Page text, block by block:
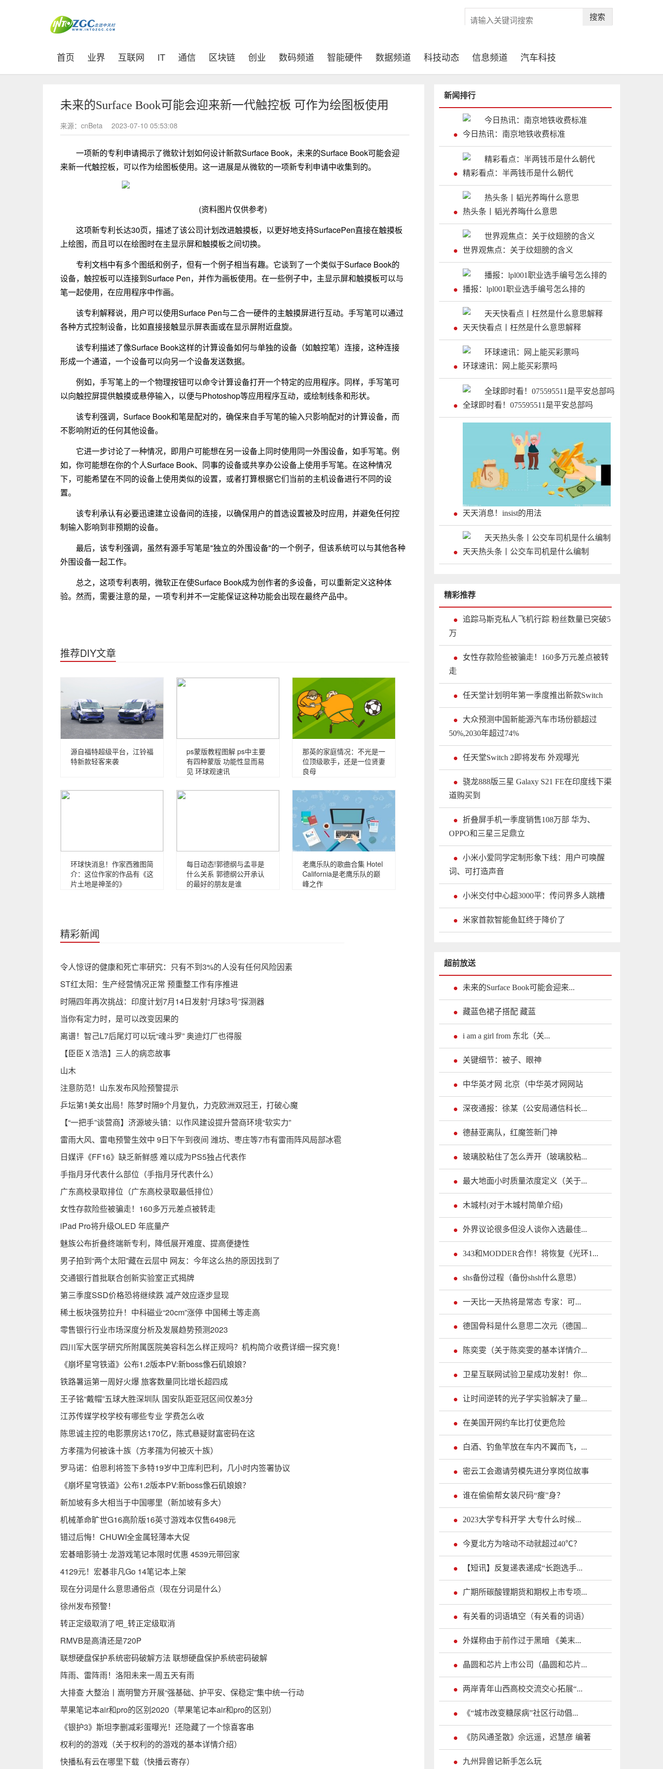
搜索
首页 (current)
业界 互联网 IT 通信 区块链 创业 数码频道 智能硬件 数据频道 科技动态 信息频道 汽车科技
未来的Surface Book可能会迎来新一代触控板 可作为绘图板使用
来源：cnBeta 2023-07-10 05:53:08
一项新的专利申请揭示了微软计划如何设计新款Surface Book，未来的Surface Book可能会迎
来新一代触控板，可以作为绘图板使用。这一进展是从微软的一项新专利申请中收集到的。
(资料图片仅供参考)
这项新专利长达30页，描述了该公司计划改进触摸板，以更好地支持SurfacePen直接在触摸板
上绘图，而且可以在绘图时在主显示屏和触摸板之间切换。
专利文档中有多个图纸和例子，但有一个例子相当有趣。它谈到了一个类似于Surface Book的
设备，触控板可以连接到Surface Pen，并作为画板使用。在一些例子中，主显示屏和触摸板可以与
笔一起使用，在应用程序中作画。
该专利解释说，用户可以使用Surface Pen与二合一硬件的主触摸屏进行互动。手写笔可以通过
各种方式控制设备，比如直接接触显示屏表面或在显示屏附近盘旋。
该专利描述了像Surface Book这样的计算设备如何与单独的设备（如触控笔）连接，这种连接
形成一个通道，一个设备可以向另一个设备发送数据。
例如，手写笔上的一个物理按钮可以命令计算设备打开一个特定的应用程序。同样，手写笔可
以向触控屏提供触摸或悬停输入，以便与Photoshop等应用程序互动，或绘制线条和形状。
该专利强调，Surface Book和笔是配对的，确保来自手写笔的输入只影响配对的计算设备，而
不影响附近的任何其他设备。
它进一步讨论了一种情况，即用户可能想在另一设备上同时使用同一外围设备，如手写笔。例
如，你可能想在你的个人Surface Book、同事的设备或共享办公设备上使用手写笔。在这种情况
下，可能希望在不同的设备上使用类似的设置，或者打算根据它们当前的主机设备进行不同的设
置。
该专利承认有必要迅速建立设备间的连接，以确保用户的首选设置被及时应用，并避免任何控
制输入影响到非预期的设备。
最后，该专利强调，虽然有源手写笔是"独立的外围设备"的一个例子，但该系统可以与其他各种
外围设备一起工作。
总之，这项专利表明，微软正在使Surface Book成为创作者的多设备，可以重新定义这种体
验。然而，需要注意的是，一项专利并不一定能保证这种功能会出现在最终产品中。
推荐DIY文章
源自福特超级平台，江铃福
特新款轻客来袭
ps蒙版教程图解 ps中主要
有四种蒙版 功能性显而易
见 环球观速讯
那英的家庭情况：不光是一
位顶级歌手，还是一位贤妻
良母
环球快消息！作家西雅图简
介：这位作家的作品有《这
片土地是神圣的》
每日动态!郭德纲与孟非是
什么关系 郭德纲公开承认
的最好的朋友是谁
老鹰乐队的歌曲合集 Hotel
California是老鹰乐队的巅
峰之作
精彩新闻
令人惊讶的健康和死亡率研究：只有不到3%的人没有任何风险因素
ST红太阳：生产经营情况正常 预重整工作有序推进
时隔四年再次挑战：印度计划7月14日发射“月球3号”探测器
当你有定力时，是可以改变因果的
离谱！智己L7后尾灯可以玩“魂斗罗” 奥迪灯厂也得服
【臣臣Ⅹ浩浩】三人的病恋故事
山木
注意防范！山东发布风险预警提示
乒坛第1美女出局！陈梦时隔9个月复仇，力克欧洲双冠王，打破心魔
【“一把手”谈营商】济源坡头镇：以作风建设提升营商环境“软实力”
雷雨大风、雷电预警生效中 9日下午到夜间 潍坊、枣庄等7市有雷雨阵风局部冰雹
日媒评《FF16》缺乏新鲜感 难以成为PS5独占代表作
手指月牙代表什么部位（手指月牙代表什么）
广东高校录取排位（广东高校录取最低排位）
女性存款险些被骗走！160多万元差点被转走
iPad Pro将升级OLED 年底量产
魅族公布折叠终端新专利，降低展开难度、提高便捷性
男子拍到“两个太阳”藏在云层中 网友：今年这么热的原因找到了
交通银行首批联合创新实验室正式揭牌
第三季度SSD价格恐将继续跌 减产效应逐步显现
稀土板块强势拉升！中科磁业“20cm”涨停 中国稀土等走高
零售银行行业市场深度分析及发展趋势预测2023
四川军大医学研究所附属医院美容科怎么样正规吗？机构简介收费详细一探究竟！
《崩坏星穹铁道》公布1.2版本PV:新boss像石矶娘娘？
铁路暑运第一周好火爆 旅客数量同比增长超四成
王子铭“戴帽”五球大胜深圳队 国安队距亚冠区间仅差3分
江苏传媒学校学校有哪些专业 学费怎么收
陈思诚主控的电影票房达170亿，陈式悬疑财富密码在这
方孝孺为何被诛十族（方孝孺为何被灭十族）
罗马诺：伯恩利将签下多特19岁中卫库利巴利，几小时内签署协议
《崩坏星穹铁道》公布1.2版本PV:新boss像石矶娘娘？
新加坡有多大相当于中国哪里（新加坡有多大）
机械革命旷世G16高阶版16英寸游戏本仅售6498元
错过后悔！CHUWI全金属轻薄本大促
宏碁暗影骑士·龙游戏笔记本限时优惠 4539元带回家
4129元！宏碁非凡Go 14笔记本上架
现在分词是什么意思通俗点（现在分词是什么）
徐州发布预警！
转正定级取消了吧_转正定级取消
RMVB是高清还是720P
联想硬盘保护系统密码破解方法 联想硬盘保护系统密码破解
阵雨、雷阵雨！洛阳未来一周五天有雨
大排查 大整治丨嵩明警方开展“强基础、护平安、保稳定”集中统一行动
苹果笔记本air和pro的区别2020（苹果笔记本air和pro的区别）
《银护3》斯坦李删减彩蛋曝光！还隐藏了一个惊喜客串
权利的的游戏（关于权利的的游戏的基本详情介绍）
快播私有云在哪里下载（快播云寄存）
新闻排行
今日热讯：南京地铁收费标准
精彩看点：半两钱币是什么朝代
热头条丨韬光养晦什么意思
世界观焦点：关于纹翅膀的含义
播报：lpl001职业选手编号怎么排的
天天快看点丨枉然是什么意思解释
环球速讯：网上能买彩票吗
全球即时看！075595511是平安总部吗
天天消息！insist的用法
天天热头条丨公交车司机是什么编制
精彩推荐
追踪马斯克私人飞机行踪 粉丝数量已突破5
万
女性存款险些被骗走！160多万元差点被转
走
任天堂计划明年第一季度推出新款Switch
大众预测中国新能源汽车市场份额超过
50%,2030年超过74%
任天堂Switch 2即将发布 外观曝光
骁龙888版三星 Galaxy S21 FE在印度线下渠
道购买到
折叠屏手机一季度销售108万部 华为、
OPPO和三星三足鼎立
小米小爱同学定制形象下线：用户可唤醒
词、可打造声音
小米交付中心超3000平：传问界多人跳槽
米家首款智能鱼缸终于降价了
超前放送
未来的Surface Book可能会迎来...
藏蓝色裙子搭配 藏蓝
i am a girl from 东北（关...
关键细节：被子、眼神
中华英才网 北京（中华英才网网站
深夜通报：徐某（公安局通信科长...
德赫亚离队，红魔签新门神
玻璃胶粘住了怎么弄开（玻璃胶粘...
最大地面小时质量浓度定义（关于...
木城村(对于木城村简单介绍)
外界议论很多但没人谈你入选最佳...
343和MODDER合作！将恢复《光环1...
shs备份过程（备份shsh什么意思）
一天比一天热将是常态 专家：可...
德国骨科是什么意思二次元（德国...
陈奕雯（关于陈奕雯的基本详情介...
卫星互联网试验卫星成功发射！你...
让时间逆转的光子学实验解决了量...
在美国开网约车比打仗更危险
白酒、钓鱼竿放在车内不翼而飞，...
密云工会邀请劳模先进分享岗位故事
谁在偷偷帮女装尺码“瘦”身？
2023大学专科开学 大专什么时候...
今夏北方为啥动不动就超过40℃？
【短讯】反复递表递成“长跑选手...
广期所碳酸锂期货和期权上市专项...
有关看的词语填空（有关看的词语）
外媒称由于前作过于黑暗 《美末...
晶圆和芯片上市公司（晶圆和芯片...
两岸青年山西高校交流交心拓展“...
《“城市改变糖尿病”社区行动倡...
《防风通圣散》佘远遥，迟慧彦 编著
九州异兽记新手怎么玩